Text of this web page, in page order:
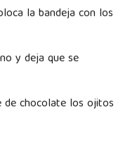
la bandeja con los
y deja que se
de chocolate los ojitos